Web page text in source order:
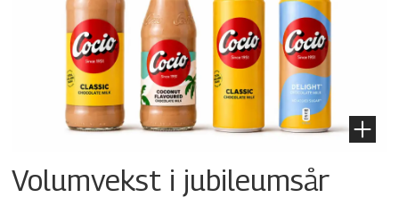
Volumvekst i jubileumsår